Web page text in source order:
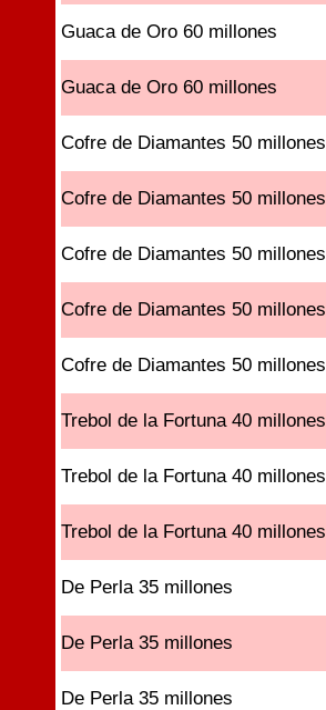
Guaca de Oro 60 millones
Guaca de Oro 60 millones
Cofre de Diamantes 50 millones
Cofre de Diamantes 50 millones
Cofre de Diamantes 50 millones
Cofre de Diamantes 50 millones
Cofre de Diamantes 50 millones
Trebol de la Fortuna 40 millones
Trebol de la Fortuna 40 millones
Trebol de la Fortuna 40 millones
De Perla 35 millones
De Perla 35 millones
De Perla 35 millones